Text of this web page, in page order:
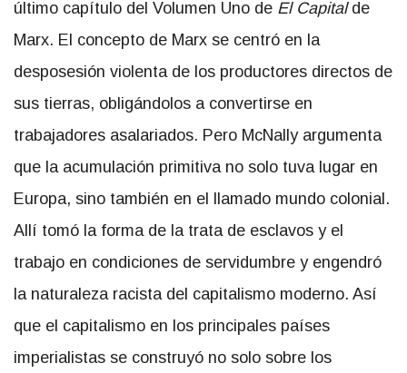
último capítulo del Volumen Uno de El Capital de
Marx. El concepto de Marx se centró en la
desposesión violenta de los productores directos de
sus tierras, obligándolos a convertirse en
trabajadores asalariados. Pero McNally argumenta
que la acumulación primitiva no solo tuva lugar en
Europa, sino también en el llamado mundo colonial.
Allí tomó la forma de la trata de esclavos y el
trabajo en condiciones de servidumbre y engendró
la naturaleza racista del capitalismo moderno. Así
que el capitalismo en los principales países
imperialistas se construyó no solo sobre los